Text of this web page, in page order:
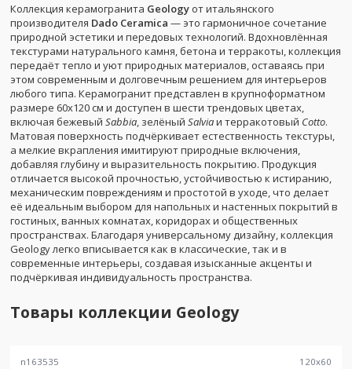
Коллекция керамогранита Geology от итальянского
производителя Dado Ceramica — это гармоничное сочетание
природной эстетики и передовых технологий. Вдохновлённая
текстурами натурального камня, бетона и терракоты, коллекция
передаёт тепло и уют природных материалов, оставаясь при
этом современным и долговечным решением для интерьеров
любого типа. Керамогранит представлен в крупноформатном
размере 60x120 см и доступен в шести трендовых цветах,
включая бежевый Sabbia , зелёный Salviaи терракотовый Cotto.
Матовая поверхность подчёркивает естественность текстуры,
а мелкие вкрапления имитируют природные включения,
добавляя глубину и выразительность покрытию. Продукция
отличается высокой прочностью, устойчивостью к истиранию,
механическим повреждениям и простотой в уходе, что делает
её идеальным выбором для напольных и настенных покрытий в
гостиных, ванных комнатах, коридорах и общественных
пространствах. Благодаря универсальному дизайну, коллекция
Geology легко вписывается как в классические, так и в
современные интерьеры, создавая изысканные акценты и
подчёркивая индивидуальность пространства.
Товары коллекции Geology
n163535 120x60